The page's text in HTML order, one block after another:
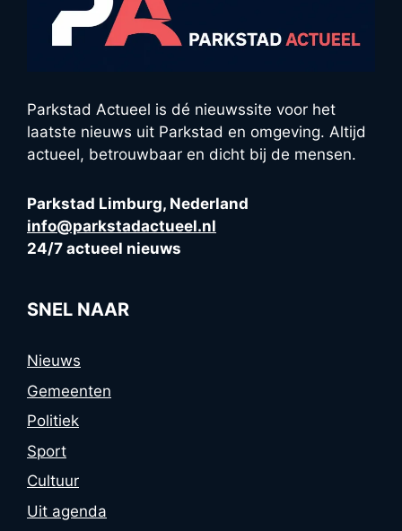
Parkstad Actueel is dé nieuwssite voor het
laatste nieuws uit Parkstad en omgeving. Altijd
actueel, betrouwbaar en dicht bij de mensen.
Parkstad Limburg, Nederland
info@parkstadactueel.nl
24/7 actueel nieuws
SNEL NAAR
Nieuws
Gemeenten
Politiek
Sport
Cultuur
Uit agenda